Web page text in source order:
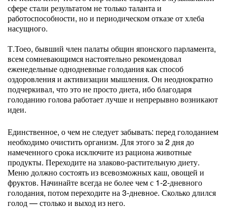
сфере стали результатом не только таланта и
работоспособности, но и периодическом отказе от хлеба
насущного.
Т.Тоео, бывший член палаты общин японского парламента,
всем сомневающимся настоятельно рекомендовал
еженедельные однодневные голодания как способ
оздоровления и активизации мышления. Он неоднократно
подчеркивал, что это не просто диета, ибо благодаря
голоданию голова работает лучше и непрерывно возникают
идеи.
Единственное, о чем не следует забывать: перед голоданием
необходимо очистить организм. Для этого за 2 дня до
намеченного срока исключите из рациона животные
продукты. Переходите на злаково-растительную диету.
Меню должно состоять из всевозможных каш, овощей и
фруктов. Начинайте всегда не более чем с 1-2-дневного
голодания, потом переходите на 3-дневное. Сколько длился
голод — столько и выход из него.